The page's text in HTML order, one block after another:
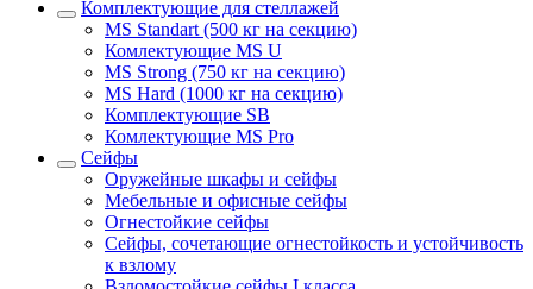
Комплектующие для стеллажей
MS Standart (500 кг на секцию)
Комлектующие MS U
MS Strong (750 кг на секцию)
MS Hard (1000 кг на секцию)
Комплектующие SB
Комлектующие MS Pro
Сейфы
Оружейные шкафы и сейфы
Мебельные и офисные сейфы
Огнестойкие сейфы
Сейфы, сочетающие огнестойкость и устойчивость
к взлому